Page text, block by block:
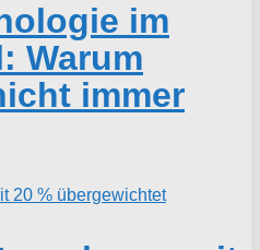
im
Warum
immer